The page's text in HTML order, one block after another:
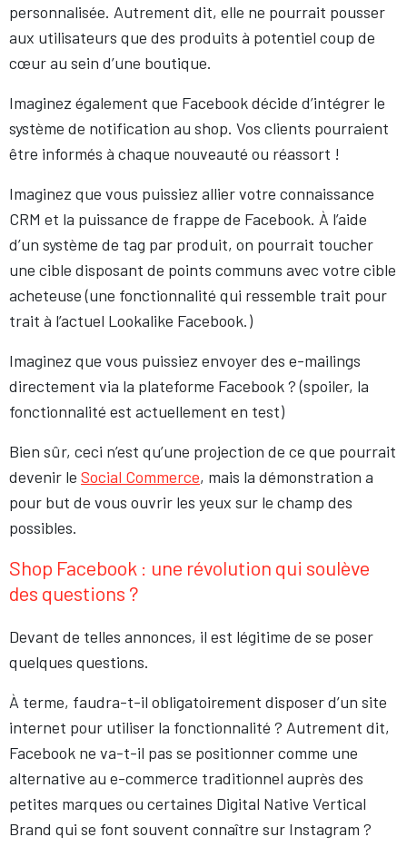
personnalisée. Autrement dit, elle ne pourrait pousser
aux utilisateurs que des produits à potentiel coup de
cœur au sein d’une boutique.
Imaginez également que Facebook décide d’intégrer le
système de notification au shop. Vos clients pourraient
être informés à chaque nouveauté ou réassort !
Imaginez que vous puissiez allier votre connaissance
CRM et la puissance de frappe de Facebook. À l’aide
d’un système de tag par produit, on pourrait toucher
une cible disposant de points communs avec votre cible
acheteuse (une fonctionnalité qui ressemble trait pour
trait à l’actuel Lookalike Facebook.)
Imaginez que vous puissiez envoyer des e-mailings
directement via la plateforme Facebook ? (spoiler, la
fonctionnalité est actuellement en test)
Bien sûr, ceci n’est qu’une projection de ce que pourrait
devenir le Social Commerce, mais la démonstration a
pour but de vous ouvrir les yeux sur le champ des
possibles.
Shop Facebook : une révolution qui soulève
des questions ?
Devant de telles annonces, il est légitime de se poser
quelques questions.
À terme, faudra-t-il obligatoirement disposer d’un site
internet pour utiliser la fonctionnalité ? Autrement dit,
Facebook ne va-t-il pas se positionner comme une
alternative au e-commerce traditionnel auprès des
petites marques ou certaines Digital Native Vertical
Brand qui se font souvent connaître sur Instagram ?